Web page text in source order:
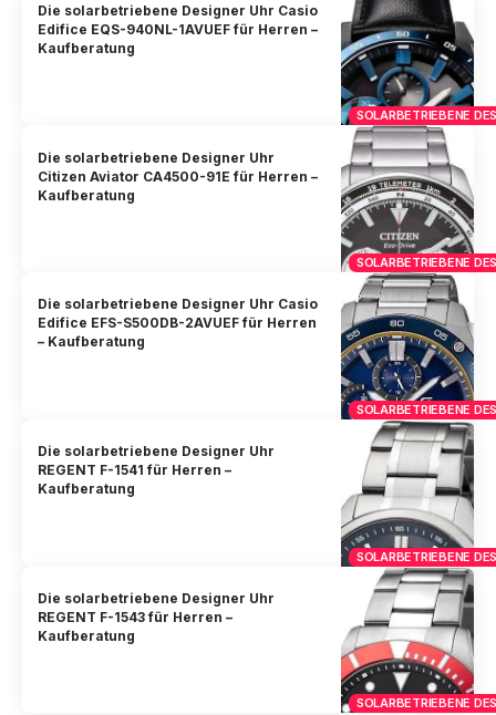
SOLARBETRIEBENE
Die solarbetriebene Designer Uhr Casio
Edifice EQS-940NL-1AVUEF für Herren –
Kaufberatung
SOLARBETRIEBENE
Die solarbetriebene Designer Uhr
Citizen Aviator CA4500-91E für Herren –
Kaufberatung
SOLARBETRIEBENE
Die solarbetriebene Designer Uhr Casio
Edifice EFS-S500DB-2AVUEF für Herren
– Kaufberatung
SOLARBETRIEBENE
Die solarbetriebene Designer Uhr
REGENT F-1541 für Herren –
Kaufberatung
SOLARBETRIEBENE
Die solarbetriebene Designer Uhr
REGENT F-1543 für Herren –
Kaufberatung